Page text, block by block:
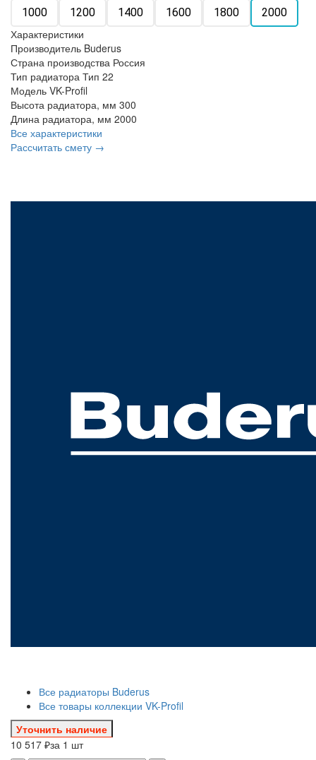
1000 1200 1400 1600 1800 2000
Характеристики
Производитель Buderus
Страна производства Россия
Тип радиатора Тип 22
Модель VK-Profil
Высота радиатора, мм 300
Длина радиатора, мм 2000
Все характеристики
Рассчитать смету →
Все радиаторы Buderus
Все товары коллекции VK-Profil
Уточнить наличие
10 517 ₽за 1 шт